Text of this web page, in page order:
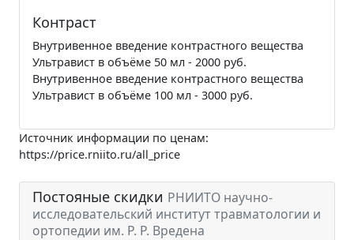
Контраст
Внутривенное введение контрастного вещества
Ультравист в объёме 50 мл - 2000 руб.
Внутривенное введение контрастного вещества
Ультравист в объёме 100 мл - 3000 руб.
Источник информации по ценам:
https://price.rniito.ru/all_price
Постояные скидки РНИИТО научно-
исследовательский институт травматологии и
ортопедии им. Р. Р. Вредена